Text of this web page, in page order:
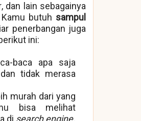
, dan lain sebagainya
butuh sampul
penerbangan juga
ini:
baca apa saja
tidak merasa
murah dari yang
bisa melihat
di search engine.